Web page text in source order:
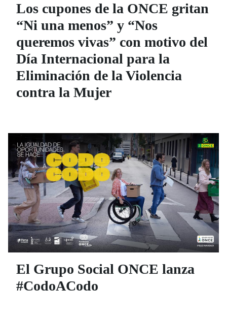
Los cupones de la ONCE gritan
“Ni una menos” y “Nos
queremos vivas” con motivo del
Día Internacional para la
Eliminación de la Violencia
contra la Mujer
El Grupo Social ONCE lanza
#CodoACodo